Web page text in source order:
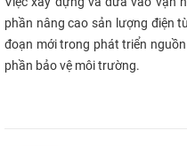
phần nâng cao sản lượng điện
đoạn mới trong phát triển
phần bảo vệ môi trường.